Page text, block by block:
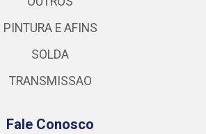
PINTURA E AFINS
SOLDA
TRANSMISSAO
Fale Conosco